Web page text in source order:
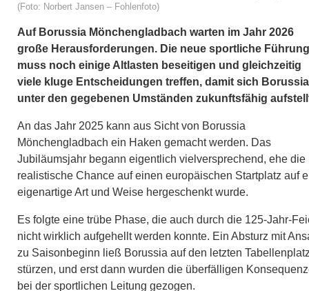
(Foto: Norbert Jansen – Fohlenfoto)
Auf Borussia Mönchengladbach warten im Jahr 2026
große Herausforderungen. Die neue sportliche Führung
muss noch einige Altlasten beseitigen und gleichzeitig
viele kluge Entscheidungen treffen, damit sich Borussia
unter den gegebenen Umständen zukunftsfähig
An das Jahr 2025 kann aus Sicht von Borussia
Mönchengladbach ein Haken gemacht werden. Das
Jubiläumsjahr begann eigentlich vielversprechend, ehe die
realistische Chance auf einen europäischen Startplatz auf
eigenartige Art und Weise hergeschenkt wurde.​
Es folgte eine trübe Phase, die auch durch die 125-Jahr-
nicht wirklich aufgehellt werden konnte. Ein Absturz mit
zu Saisonbeginn ließ Borussia auf den letzten
stürzen, und erst dann wurden die überfälligen
bei der sportlichen Leitung gezogen.​